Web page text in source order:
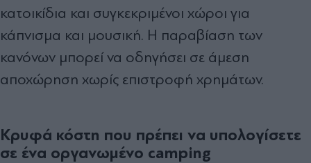
κατοικίδια και συγκεκριμένοι χώροι για
κάπνισμα και μουσική. Η παραβίαση των
κανόνων μπορεί να οδηγήσει σε άμεση
αποχώρηση χωρίς επιστροφή χρημάτων.
Κρυφά κόστη που πρέπει να υπολογίσετε
σε ένα οργανωμένο camping